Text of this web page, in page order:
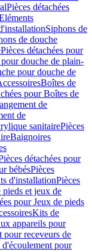
Pièces détachées
Siphons de
de douche
Pièces détachées pour
douche de plain-
pour douche de
Boîtes de
pour Boîtes de
de
de
sanitairePièces
Baignoires
détachées pour
bébésPièces
d'installationPièces
pieds et jeux de
pour Jeux de pieds
Kits de
appareils pour
pour receveurs de
d'écoulement pour